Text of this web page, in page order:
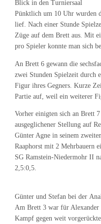
Blick in den Turniersaal
Pünktlich um 10 Uhr wurden
lief. Nach einer Stunde
Züge auf dem Brett aus. Mit
pro Spieler konnte man sich
An Brett 6 gewann die
zwei Stunden Spielzeit durch
Figur ihres Gegners. Kurze
Partie auf, weil ein weiterer
Vorher einigten sich an Brett
ausgeglichener Stellung auf
Günter Agne in seinem
Raaphorst mit 2 Mehrbauern
SG Ramstein-Niedermohr II
2,5:0,5.
Günter und Stefan bei der
Am Brett 3 war für Alexander
Kampf gegen weit